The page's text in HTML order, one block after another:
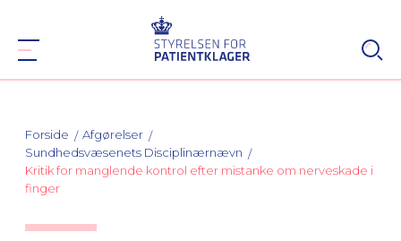
Forside
Afgørelser
Sundhedsvæsenets Disciplinærnævn
Kritik for manglende kontrol efter mistanke om nerveskade i
finger